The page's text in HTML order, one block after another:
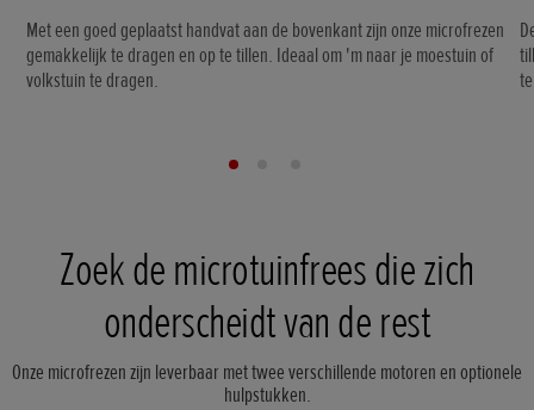
Met een goed geplaatst handvat aan de bovenkant zijn onze microfrezen
gemakkelijk te dragen en op te tillen. Ideaal om 'm naar je moestuin of
volkstuin te dragen.
Zoek de microtuinfrees die zich
onderscheidt van de rest
Onze microfrezen zijn leverbaar met twee verschillende motoren en optionele
hulpstukken.